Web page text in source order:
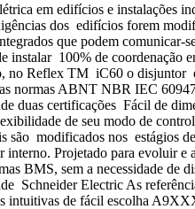
em edifícios e instalações
dos edifícios forem
que podem
instalar 100% de
no Reflex TM iC60 o
normas ABNT NBR IEC
duas certificações Fácil de
de seu modo de
são modificados nos
Projetado para evoluir e
BMS, sem a necessidade
Schneider Electric As
intuitivas de fácil escolha